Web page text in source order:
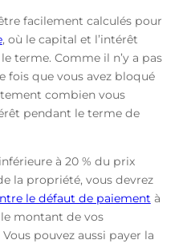
facilement calculés pour
, où le capital et l’intérêt
terme. Comme il n’y a pas
fois que vous avez bloqué
combien vous
pendant le terme de
à 20 % du prix
la propriété, vous devrez
le défaut de paiementà
montant de vos
pouvez aussi payer la